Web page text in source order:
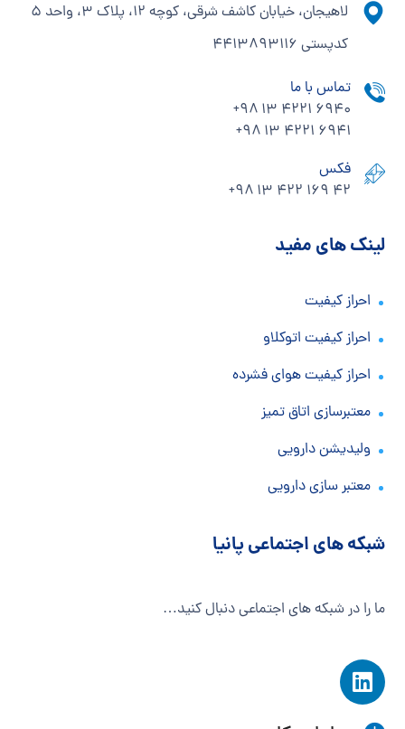
لاهیجان، خیابان کاشف شرقی، کوچه ۱۲، پلاک ۳، واحد ۵
کدپستی ۴۴۱۳۸۹۳۱۱۶
تماس با ما
+۹۸ ۱۳ ۴۲۲۱ ۶۹۴۰
+۹۸ ۱۳ ۴۲۲۱ ۶۹۴1
فکس
+۹۸ ۱۳ ۴۲۲ ۱۶۹ ۴۲
لینک های مفید
احراز کیفیت
احراز کیفیت اتوکلاو
احراز کیفیت هوای فشرده
معتبرسازی اتاق تمیز
ولیدیشن دارویی
معتبر سازی دارویی
شبکه های اجتماعی پانیا
ما را در شبکه های اجتماعی دنبال کنید…